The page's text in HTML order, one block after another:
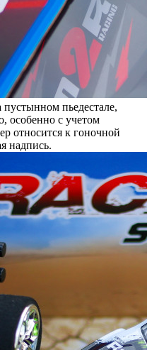
пьедестале,
особенно с учетом
относится к гоночной
надпись.